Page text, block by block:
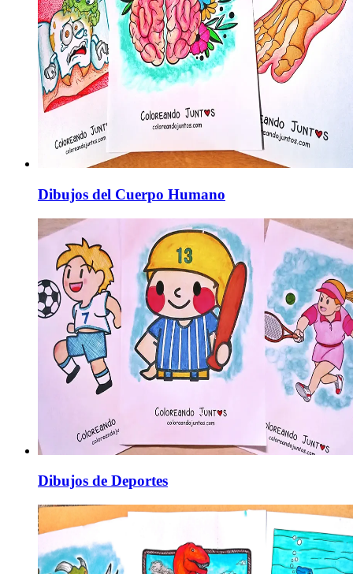
Dibujos del Cuerpo Humano
Dibujos de Deportes